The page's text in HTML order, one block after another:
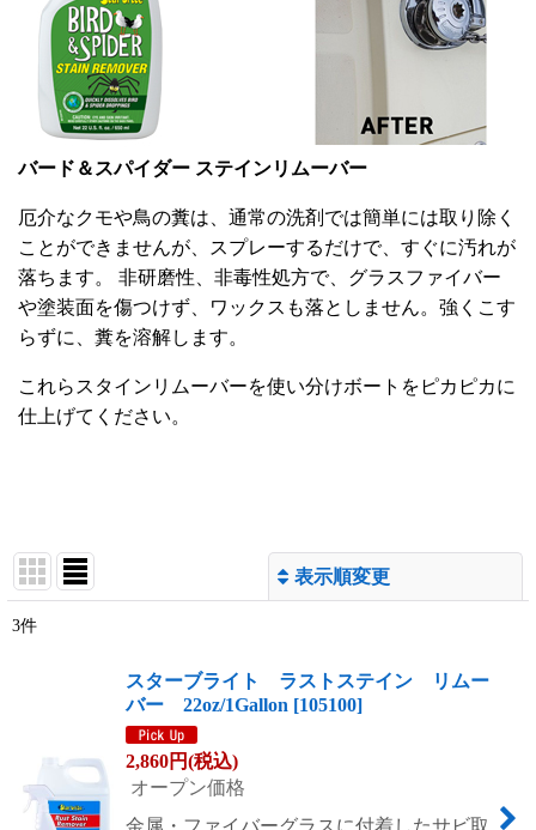
バード＆スパイダー ステインリムーバー
厄介なクモや鳥の糞は、通常の洗剤では簡単には取り除く
ことができませんが、スプレーするだけで、すぐに汚れが
落ちます。 非研磨性、非毒性処方で、グラスファイバー
や塗装面を傷つけず、ワックスも落としません。強くこす
らずに、糞を溶解します。
これらスタインリムーバーを使い分けボートをピカピカに
仕上げてください。
表示順変更
絞り込む
3件
スターブライト ラストステイン リムー
バー 22oz/1Gallon [105100]
2,860円(税込)
オープン価格
金属・ファイバーグラスに付着したサビ取